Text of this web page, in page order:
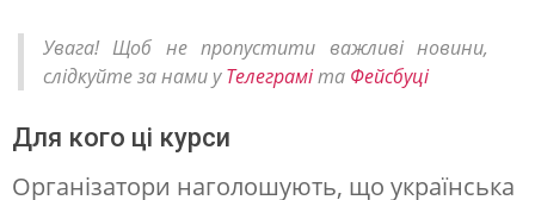
с
т
а
Увага! Щоб не пропустити важливі новини,
слідкуйте за нами уТелеграміта Фейсбуці
Для кого ці курси
Організатори наголошують, що українська